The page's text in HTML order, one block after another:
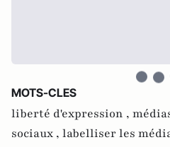
MOTS-CLES
liberté d'expression ,
sociaux , labelliser les